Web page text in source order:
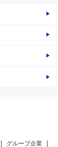
グループ企業